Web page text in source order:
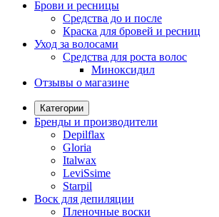
Брови и ресницы
Средства до и после
Краска для бровей и ресниц
Уход за волосами
Средства для роста волос
Миноксидил
Отзывы о магазине
Категории
Бренды и производители
Depilflax
Gloria
Italwax
LeviSsime
Starpil
Воск для депиляции
Пленочные воски